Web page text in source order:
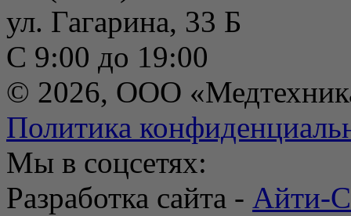
ул. Гагарина, 33 Б
С 9:00 до 19:00
© 2026, ООО
Политика
Мы в соцсетях:
Разработка сайта - Айти-